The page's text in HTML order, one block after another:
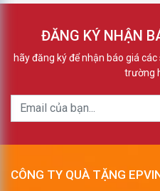
ĐĂNG KÝ NHẬN
hãy đăng ký để nhận báo giá
trường
CÔNG TY QUÀ TẶNG